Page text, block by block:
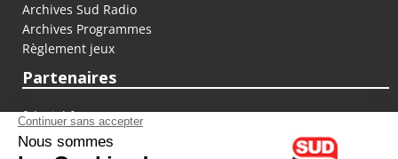
Archives Sud Radio
Archives Programmes
Règlement jeux
Partenaires
fiducial.fr
lyoncapitale.fr